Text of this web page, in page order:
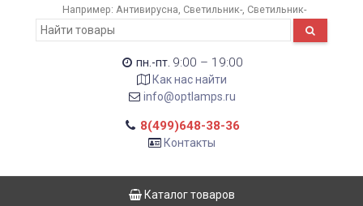
Например: Антивирусна Светильник- Светильник-
пн.-пт. 9:00 – 19:00
Как нас найти
info@optlamps.ru
8(499)648-38-36
Контакты
Каталог товаров